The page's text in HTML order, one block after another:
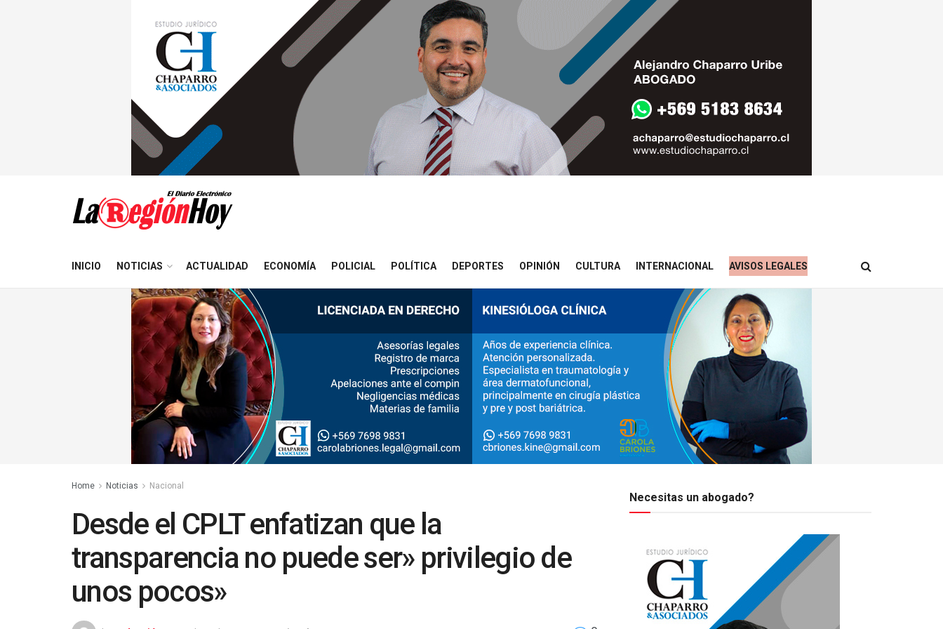
INICIO NOTICIAS ACTUALIDAD ECONOMÍA POLICIAL POLÍTICA DEPORTES OPINIÓN CULTURA INTERNACIONAL AVISOS LEGALES
Home Noticias Nacional
Desde el CPLT enfatizan que la
transparencia no puede ser» privilegio de
unos pocos»
Necesitas un abogado?